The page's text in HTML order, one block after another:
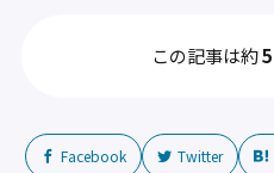
この記事は約5
Facebook Twitter